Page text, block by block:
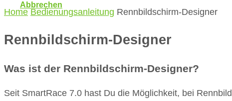
Abbrechen
Home Bedienungsanleitung Rennbildschirm-Designer
Rennbildschirm-Designer
Was ist der Rennbildschirm-Designer?
Seit SmartRace 7.0 hast Du die Möglichkeit, bei